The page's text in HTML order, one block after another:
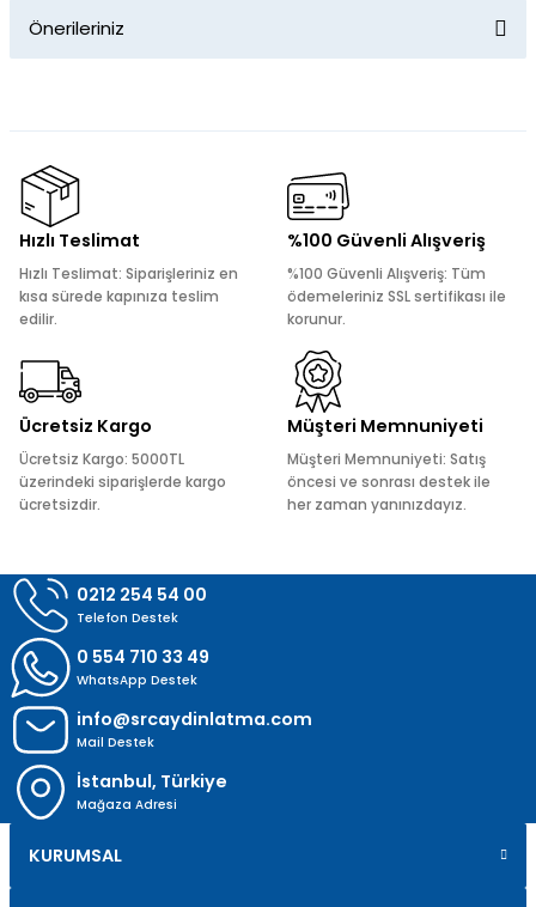
Önerileriniz
kullanarak tarafımıza iletebilirsiniz.
Görüş ve önerileriniz için teşekkür ederiz.
Ürün resmi kalitesiz, bozuk veya görüntülenemiyor.
Ürün bilgilerinde hatalar bulunuyor.
Ürün fiyatı diğer sitelerden daha pahalı.
Bu ürüne benzer farklı alternatifler olmalı.
Hızlı Teslimat
Hızlı Teslimat: Siparişleriniz en
kısa sürede kapınıza teslim
edilir.
%100 Güvenli Alışveriş
%100 Güvenli Alışveriş: Tüm
ödemeleriniz SSL sertifikası ile
korunur.
Ücretsiz Kargo
Ücretsiz Kargo: 5000TL
üzerindeki siparişlerde kargo
ücretsizdir.
Müşteri Memnuniyeti
Müşteri Memnuniyeti: Satış
öncesi ve sonrası destek ile
her zaman yanınızdayız.
0212 254 54 00
Telefon Destek
0 554 710 33 49
WhatsApp Destek
info@srcaydinlatma.com
Mail Destek
İstanbul, Türkiye
Mağaza Adresi
KURUMSAL